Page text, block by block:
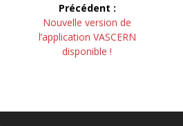
l’article
Précédent :
Article
précédent :
Nouvelle version de
l’application VASCERN
disponible !